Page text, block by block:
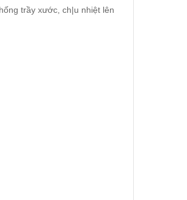
trầy xước, ch|u nhiệt lên